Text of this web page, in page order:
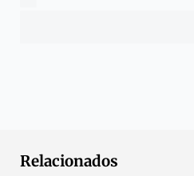
Relacionados